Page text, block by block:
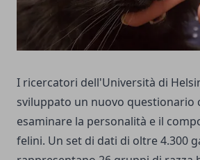
I ricercatori dell'Università di
sviluppato un nuovo questionario
esaminare la personalità e il
felini. Un set di dati di oltre 4.300